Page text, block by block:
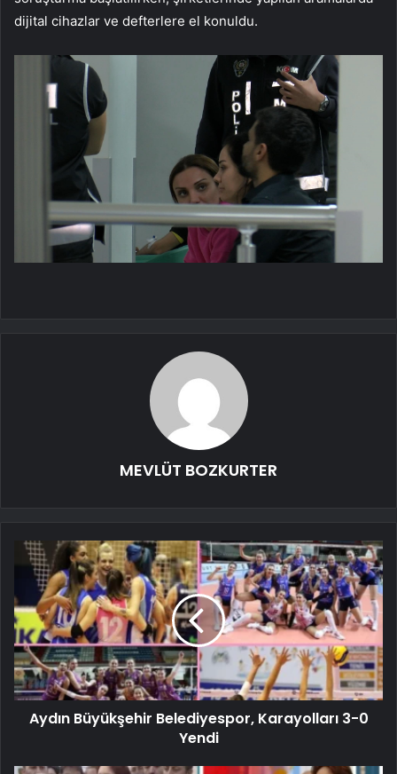
dijital cihazlar ve defterlere el konuldu.
MEVLÜT BOZKURTER
Aydın Büyükşehir Belediyespor, Karayolları 3-0
Yendi